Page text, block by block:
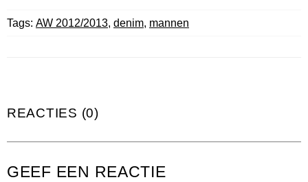
Tags: AW 2012/2013, denim, mannen
REACTIES (0)
GEEF EEN REACTIE